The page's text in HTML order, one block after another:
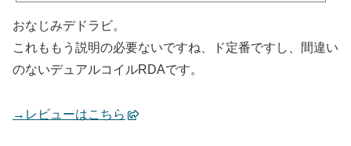
おなじみデドラビ。
これももう説明の必要ないですね、ド定番ですし、間違い
のないデュアルコイルRDAです。
→レビューはこちら